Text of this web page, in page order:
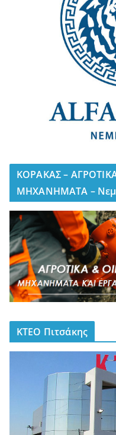
ΚΟΡΑΚΑΣ –
ΜΗΧΑΝΗΜΑΤΑ –
ΚΤΕΟ Πιτσάκης